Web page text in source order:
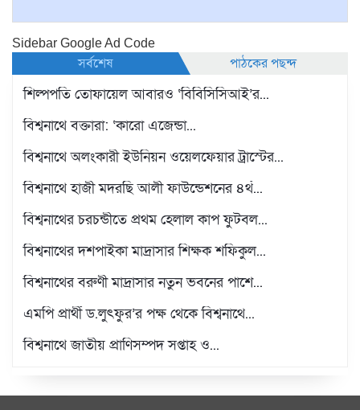
Sidebar Google Ad Code
সর্বশেষ
পাঠকের পছন্দ
শিল্পপতি তোফায়েল আবারও ‘বিবিসিসিআই’র...
বিশ্বনাথে বক্তারা: ‘কারো এজেন্ডা...
বিশ্বনাথে অলংকারী ইউনিয়ন ওয়েলফেয়ার ট্রাস্টের...
বিশ্বনাথে হাজী মদরছি আলী ফাউন্ডেশনের ৪র্থ...
বিশ্বনাথের চরচন্ডীতে প্রথম হেলাল কাপ ফুটবল...
বিশ্বনাথের দশপাইকা মাদ্রাসার শিক্ষক শফিকুল...
বিশ্বনাথের বরুণী মাদ্রাসার নতুন ভবনের পাশে...
এমপি প্রার্থী ড.লুৎফুর’র পক্ষ থেকে বিশ্বনাথে...
বিশ্বনাথে জাতীয় প্রাণিসম্পদ সপ্তাহ ও...